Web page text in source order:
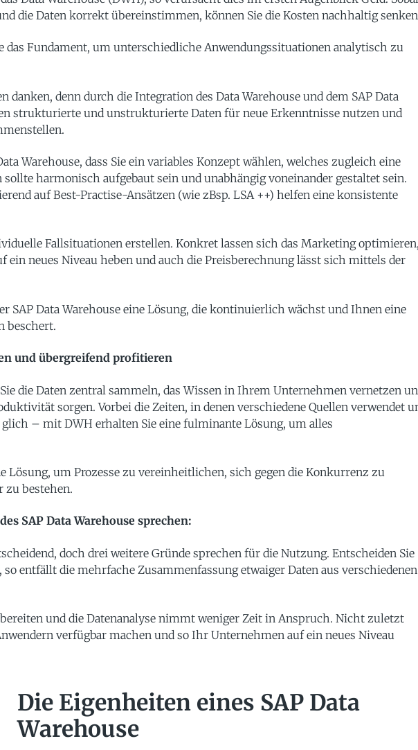
die Daten korrekt übereinstimmen, können Sie die Kosten nachhaltig
das Fundament, um unterschiedliche Anwendungssituationen analytisch zu
danken, denn durch die Integration des Data Warehouse und dem SAP Data
strukturierte und unstrukturierte Daten für neue Erkenntnisse nutzen und
Warehouse, dass Sie ein variables Konzept wählen, welches zugleich eine
harmonisch aufgebaut sein und unabhängig voneinander gestaltet sein.
auf Best-Practise-Ansätzen (wie zBsp. LSA ++) helfen eine konsistente
Fallsituationen erstellen. Konkret lassen sich das Marketing
ein neues Niveau heben und auch die Preisberechnung lässt sich mittels der
SAP Data Warehouse eine Lösung, die kontinuierlich wächst und Ihnen eine
beschert.
und übergreifend profitieren
die Daten zentral sammeln, das Wissen in Ihrem Unternehmen vernetzen
sorgen. Vorbei die Zeiten, in denen verschiedene Quellen verwendet
– mit DWH erhalten Sie eine fulminante Lösung, um alles
Lösung, um Prozesse zu vereinheitlichen, sich gegen die Konkurrenz zu
zu bestehen.
SAP Data Warehouse sprechen:
doch drei weitere Gründe sprechen für die Nutzung. Entscheiden Sie
entfällt die mehrfache Zusammenfassung etwaiger Daten aus verschiedenen
und die Datenanalyse nimmt weniger Zeit in Anspruch. Nicht zuletzt
verfügbar machen und so Ihr Unternehmen auf ein neues Niveau
Die Eigenheiten eines SAP Data
Warehouse